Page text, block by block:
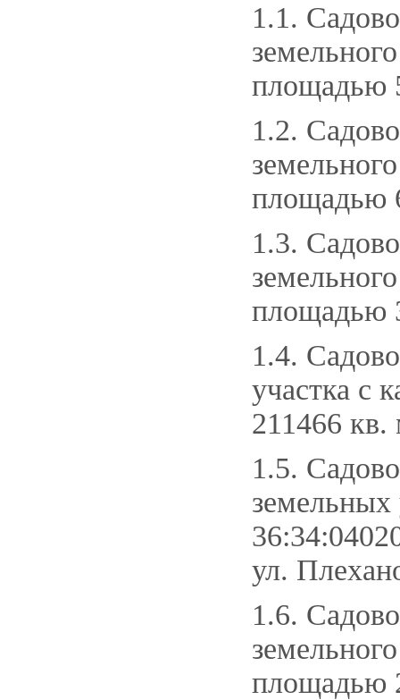
1.1.
площадью
1.2.
площадью
1.3.
площадью
1.4.
участка с
211466
1.5.
земельных
ул.
1.6.
площадью